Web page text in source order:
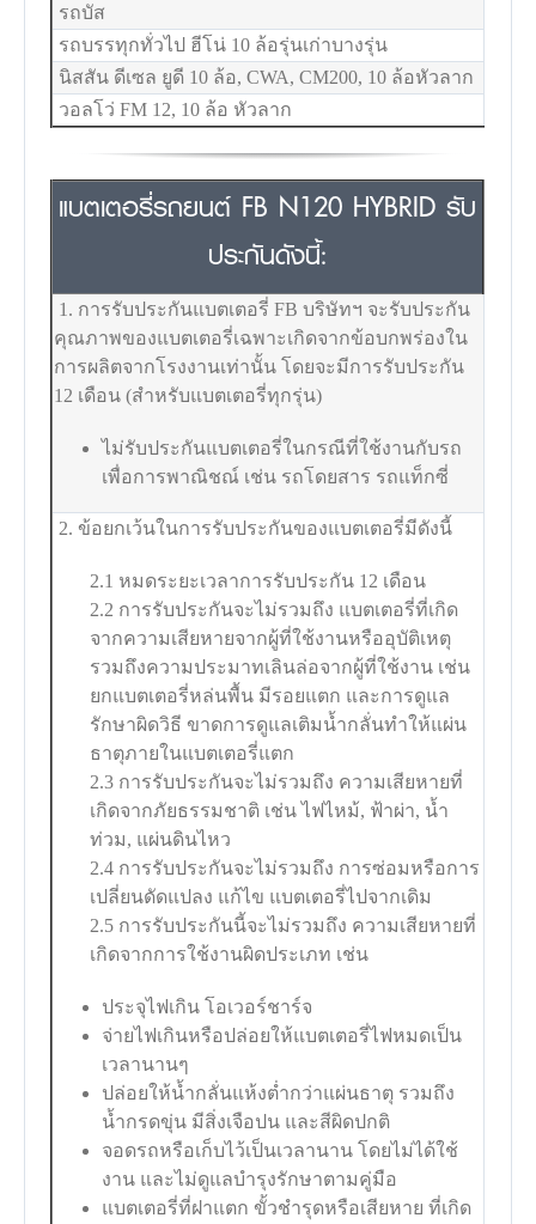
รถบัส
รถบรรทุกทั่วไป ฮีโน่ 10 ล้อรุ่นเก่าบางรุ่น
นิสสัน ดีเซล ยูดี 10 ล้อ, CWA, CM200, 10 ล้อหัวลาก
วอลโว่ FM 12, 10 ล้อ หัวลาก
แบตเตอรี่รถยนต์ FB N120 HYBRID รับ
ประกันดังนี้:
1. การรับประกันแบตเตอรี่ FB บริษัทฯ จะรับประกัน
คุณภาพของแบตเตอรี่เฉพาะเกิดจากข้อบกพร่องใน
การผลิตจากโรงงานเท่านั้น โดยจะมีการรับประกัน
12 เดือน (สำหรับแบตเตอรี่ทุกรุ่น)
ไม่รับประกันแบตเตอรี่ในกรณีที่ใช้งานกับรถ
เพื่อการพาณิชณ์ เช่น รถโดยสาร รถแท็กซี่
2. ข้อยกเว้นในการรับประกันของแบตเตอรี่มีดังนี้
2.1 หมดระยะเวลาการรับประกัน 12 เดือน
2.2 การรับประกันจะไม่รวมถึง แบตเตอรี่ที่เกิด
จากความเสียหายจากผู้ที่ใช้งานหรืออุบัติเหตุ
รวมถึงความประมาทเลินล่อจากผู้ที่ใช้งาน เช่น
ยกแบตเตอรี่หล่นพื้น มีรอยแตก และการดูแล
รักษาผิดวิธี ขาดการดูแลเติมน้ำกลั่นทำให้แผ่น
ธาตุภายในแบตเตอรี่แตก
2.3 การรับประกันจะไม่รวมถึง ความเสียหายที่
เกิดจากภัยธรรมชาติ เช่น ไฟไหม้, ฟ้าผ่า, น้ำ
ท่วม, แผ่นดินไหว
2.4 การรับประกันจะไม่รวมถึง การซ่อมหรือการ
เปลี่ยนดัดแปลง แก้ไข แบตเตอรี่ไปจากเดิม
2.5 การรับประกันนี้จะไม่รวมถึง ความเสียหายที่
เกิดจากการใช้งานผิดประเภท เช่น
ประจุไฟเกิน โอเวอร์ชาร์จ
จ่ายไฟเกินหรือปล่อยให้แบตเตอรี่ไฟหมดเป็น
เวลานานๆ
ปล่อยให้น้ำกลั่นแห้งต่ำกว่าแผ่นธาตุ รวมถึง
น้ำกรดขุ่น มีสิ่งเจือปน และสีผิดปกติ
จอดรถหรือเก็บไว้เป็นเวลานาน โดยไม่ได้ใช้
งาน และไม่ดูแลบำรุงรักษาตามคู่มือ
แบตเตอรี่ที่ฝาแตก ขั้วชำรุดหรือเสียหาย ที่เกิด